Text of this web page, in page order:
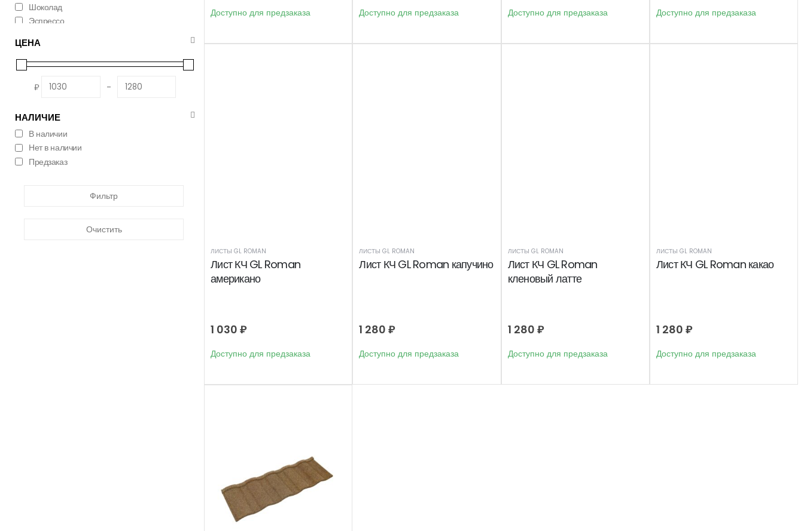
Доступно для предзаказа Доступно для предзаказа Доступно для предзаказа Доступно для предзаказа
ЛИСТЫ GL ROMAN
Лист КЧ GL Roman
американо
1 030 ₽
Доступно для предзаказа
ЛИСТЫ GL ROMAN
Лист КЧ GL Roman капучино
1 280₽
Доступно для предзаказа
ЛИСТЫ GL ROMAN
Лист КЧ GL Roman
кленовый латте
1 280 ₽
Доступно для предзаказа
ЛИСТЫ GL ROMAN
Лист КЧ GL Roman какао
1 280 ₽
Доступно для предзаказа
Шоколад
Эспрессо
ЦЕНА
₽ -
НАЛИЧИЕ
В наличии
Нет в наличии
Предзаказ
Фильтр
Очистить